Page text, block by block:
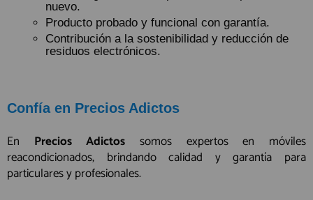
nuevo.
Producto probado y funcional con garantía.
Contribución a la sostenibilidad y reducción de
residuos electrónicos.
Confía en Precios Adictos
En Precios Adictos somos expertos en móviles
reacondicionados, brindando calidad y garantía para
particulares y profesionales.